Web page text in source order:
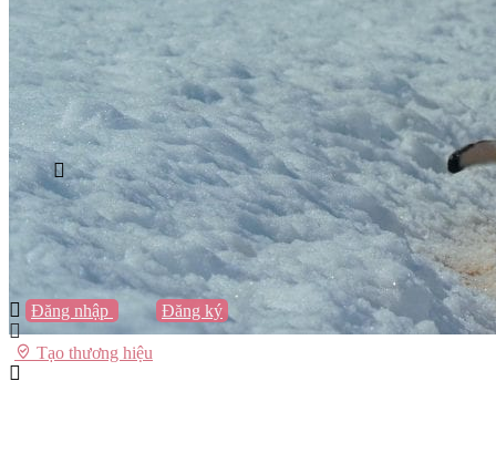
Vũng Tàu
Nha Trang
Đà Lạt
Cần Thơ
Quy Nhơn
Thừa Thiên Huế
Khác…
Blog
Sách / Truyện
Lifestyle
Giải trí
Thương hiệu
Tạo thương hiệu
Đăng nhập
hoặc Đăng ký
Tạo thương hiệu